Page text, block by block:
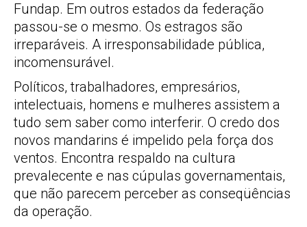
Fundap. Em outros estados da federação
passou-se o mesmo. Os estragos são
irreparáveis. A irresponsabilidade pública,
incomensurável.
Políticos, trabalhadores, empresários,
intelectuais, homens e mulheres assistem a
tudo sem saber como interferir. O credo dos
novos mandarins é impelido pela força dos
ventos. Encontra respaldo na cultura
prevalecente e nas cúpulas governamentais,
que não parecem perceber as conseqüências
da operação.